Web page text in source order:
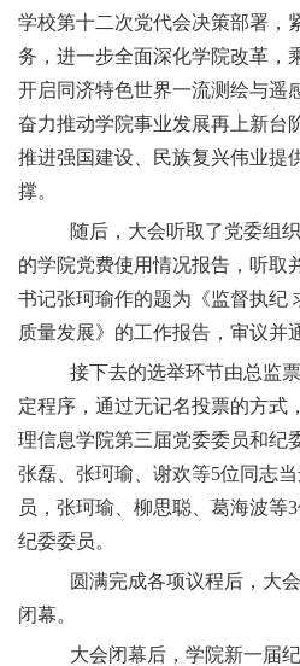
学校第十二次党代会决策部署，
务，进一步全面深化学院改革，
开启同济特色世界一流测绘与遥
奋力推动学院事业发展再上新台
推进强国建设、民族复兴伟业提
撑。
随后，大会听取了党委组
的学院党费使用情况报告，听取
书记张珂瑜作的题为《监督执纪
质量发展》的工作报告，审议并
接下去的选举环节由总监
定程序，通过无记名投票的方式
理信息学院第三届党委委员和纪
张磊、张珂瑜、谢欢等5位同志
员，张珂瑜、柳思聪、葛海波等
纪委委员。
圆满完成各项议程后，大
闭幕。
大会闭幕后，学院新一届